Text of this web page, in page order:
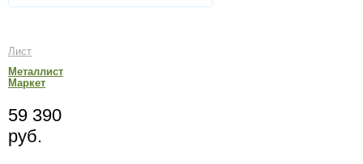
Лист
Металлист
Маркет
59 390
руб.